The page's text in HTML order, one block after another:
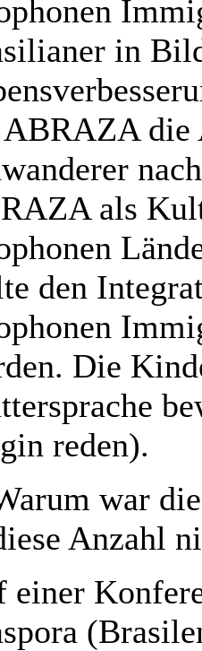
in
die
als
den
Die
reden).
war
Anzahl
einer